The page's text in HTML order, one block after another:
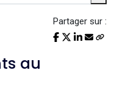
Partager sur :
au